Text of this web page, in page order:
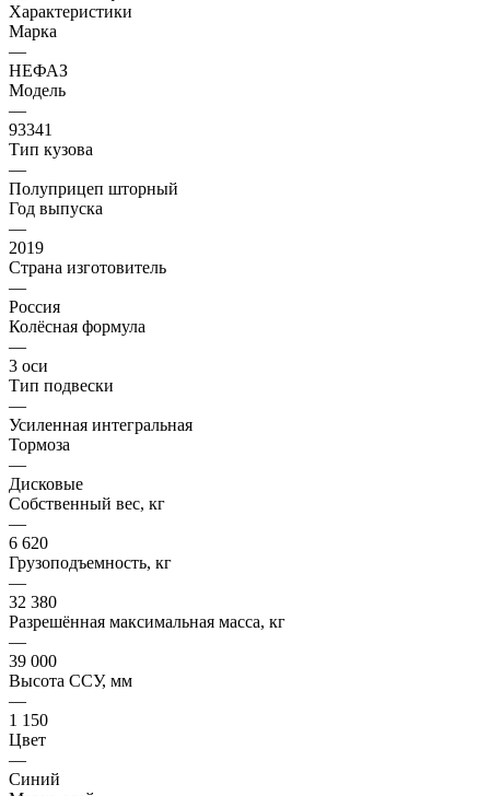
Характеристики
Марка
—
НЕФАЗ
Модель
—
93341
Тип кузова
—
Полуприцеп шторный
Год выпуска
—
2019
Страна изготовитель
—
Россия
Колёсная формула
—
3 оси
Тип подвески
—
Усиленная интегральная
Тормоза
—
Дисковые
Собственный вес, кг
—
6 620
Грузоподъемность, кг
—
32 380
Разрешённая максимальная масса, кг
—
39 000
Высота ССУ, мм
—
1 150
Цвет
—
Синий